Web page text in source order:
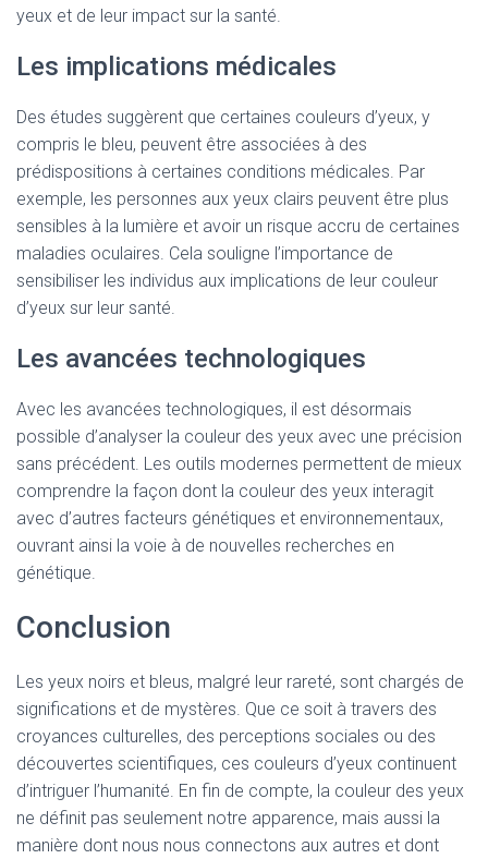
yeux et de leur impact sur la santé.
Les implications médicales
Des études suggèrent que certaines couleurs d’yeux, y
compris le bleu, peuvent être associées à des
prédispositions à certaines conditions médicales. Par
exemple, les personnes aux yeux clairs peuvent être plus
sensibles à la lumière et avoir un risque accru de certaines
maladies oculaires. Cela souligne l’importance de
sensibiliser les individus aux implications de leur couleur
d’yeux sur leur santé.
Les avancées technologiques
Avec les avancées technologiques, il est désormais
possible d’analyser la couleur des yeux avec une précision
sans précédent. Les outils modernes permettent de mieux
comprendre la façon dont la couleur des yeux interagit
avec d’autres facteurs génétiques et environnementaux,
ouvrant ainsi la voie à de nouvelles recherches en
génétique.
Conclusion
Les yeux noirs et bleus, malgré leur rareté, sont chargés de
significations et de mystères. Que ce soit à travers des
croyances culturelles, des perceptions sociales ou des
découvertes scientifiques, ces couleurs d’yeux continuent
d’intriguer l’humanité. En fin de compte, la couleur des yeux
ne définit pas seulement notre apparence, mais aussi la
manière dont nous nous connectons aux autres et dont